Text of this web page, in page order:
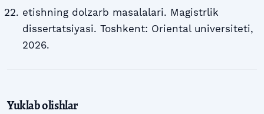
etishning dolzarb masalalari. Magistrlik
dissertatsiyasi. Toshkent: Oriental universiteti,
2026.
Yuklab olishlar